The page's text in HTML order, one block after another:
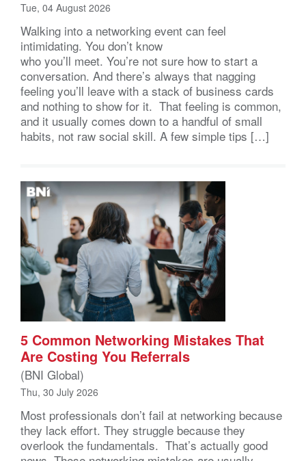
Tue, 04 August 2026
Walking into a networking event can feel
intimidating. You don’t know
who you’ll meet. You’re not sure how to start a
conversation. And there’s always that nagging
feeling you’ll leave with a stack of business cards
and nothing to show for it. That feeling is common,
and it usually comes down to a handful of small
habits, not raw social skill. A few simple tips […]
5 Common Networking Mistakes That
Are Costing You Referrals
(BNI Global)
Thu, 30 July 2026
Most professionals don’t fail at networking because
they lack effort. They struggle because they
overlook the fundamentals. That’s actually good